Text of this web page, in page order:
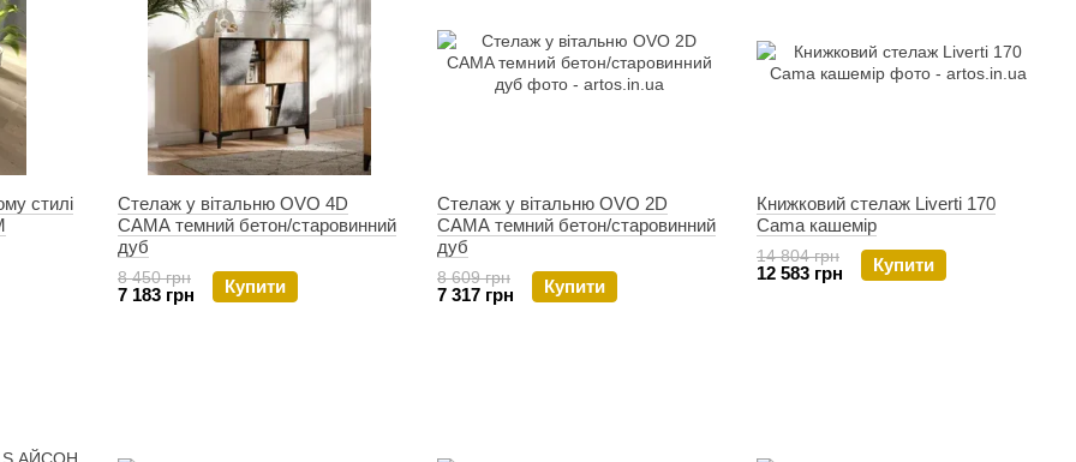
стилі
Стелаж у вітальню OVO 4D
CAMA темний бетон/старовинний
дуб
8 450 грн
7 183 грн Купити
Стелаж у вітальню OVO 2D
CAMA темний бетон/старовинний
дуб
8 609 грн
7 317 грн Купити
Книжковий стелаж Liverti 170
Cama кашемір
14 804 грн
12 583 грн Купити